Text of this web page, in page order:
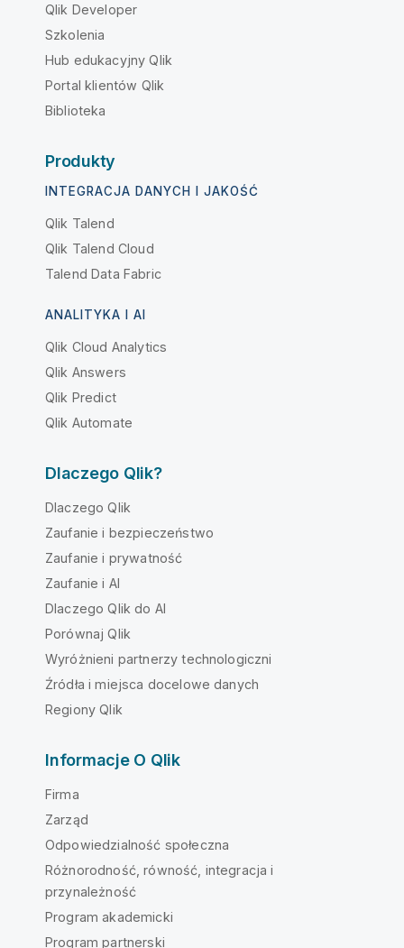
Qlik Developer
Szkolenia
Hub edukacyjny Qlik
Portal klientów Qlik
Biblioteka
Produkty
INTEGRACJA DANYCH I JAKOŚĆ
Qlik Talend
Qlik Talend Cloud
Talend Data Fabric
ANALITYKA I AI
Qlik Cloud Analytics
Qlik Answers
Qlik Predict
Qlik Automate
Dlaczego Qlik?
Dlaczego Qlik
Zaufanie i bezpieczeństwo
Zaufanie i prywatność
Zaufanie i AI
Dlaczego Qlik do AI
Porównaj Qlik
Wyróżnieni partnerzy technologiczni
Źródła i miejsca docelowe danych
Regiony Qlik
Informacje O Qlik
Firma
Zarząd
Odpowiedzialność społeczna
Różnorodność, równość, integracja i
przynależność
Program akademicki
Program partnerski